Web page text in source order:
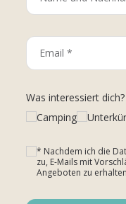
Was interessiert
Camping
* Nachdem ich die
zu, E-Mails mit
Angeboten zu